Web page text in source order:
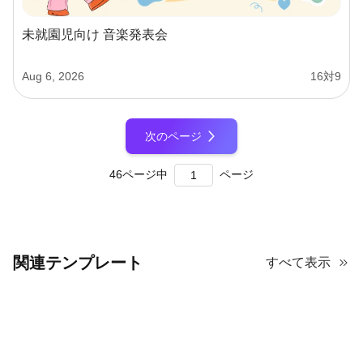
未就園児向け 音楽発表会
Aug 6, 2026 16対9
次のページ
46ページ中 ページ
関連テンプレート すべて表示